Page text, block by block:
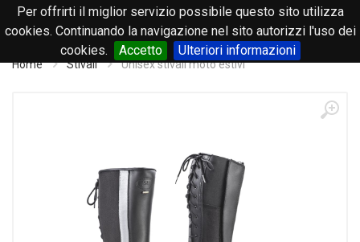
Per offrirti il miglior servizio possibile questo sito utilizza
cookies. Continuando la navigazione nel sito autorizzi l'uso dei
cookies.
Accetto Ulteriori informazioni
0
Home Stivali Unisex stivali moto estivi